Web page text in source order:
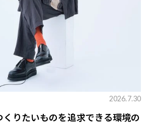
2026.7.30
くりたいものを追求できる環境の